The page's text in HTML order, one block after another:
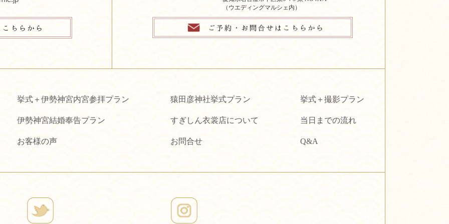
（ウエディングマルシェ内）
挙式＋伊勢神宮内宮参拝プラン
伊勢神宮結婚奉告プラン
お客様の声
猿田彦神社挙式プラン
すぎしん衣裳店について
お問合せ
挙式＋撮影プラン
当日までの流れ
Q&A